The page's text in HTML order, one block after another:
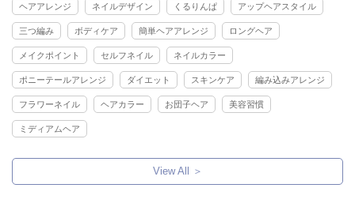
ヘアアレンジ ネイルデザイン くるりんぱ アップヘアスタイル
三つ編み ボディケア 簡単ヘアアレンジ ロングヘア
メイクポイント セルフネイル ネイルカラー
ポニーテールアレンジ ダイエット スキンケア 編み込みアレンジ
フラワーネイル ヘアカラー お団子ヘア 美容習慣
ミディアムヘア
View All ＞